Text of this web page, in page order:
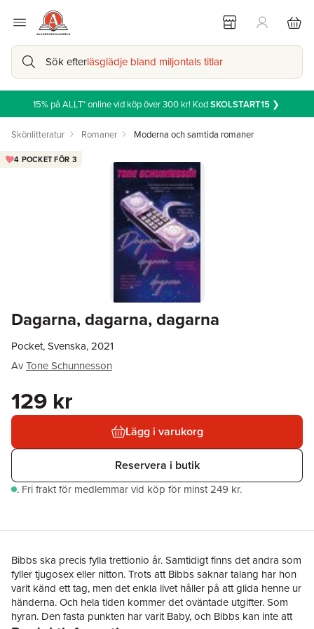
Sök efterläsglädje bland miljontals titlar
15% på ALLT* online vid köp över 300 kr! KodSKOLSTART15❯
Skönlitteratur Romaner Moderna och samtida romaner
Dagarna, dagarna, dagarna
4 POCKET FÖR 3
Pocket, Svenska, 2021
AvTone Schunnesson
129 kr
Lägg i varukorg
Reservera i butik
. Fri frakt för medlemmar vid köp för minst 249 kr.
Bibbs ska precis fylla trettionio år. Samtidigt finns det andra som
fyller tjugosex eller nitton. Trots att Bibbs saknar talang har hon
varit känd ett tag, men det enkla livet håller på att glida henne ur
händerna. Och hela tiden kommer det oväntade utgifter. Som
hyran. Den fasta punkten har varit Baby, och Bibbs kan inte att